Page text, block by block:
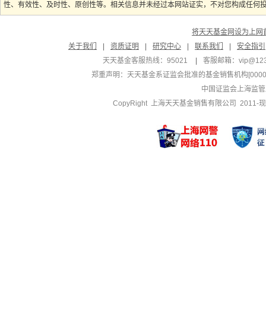
性、有效性、及时性、原创性等。相关信息并未经过本网站证实，不对您构成任
将天天基金网设为上网
关于我们
资质证明 研究中心 联系我们
安全指引
天天基金客服热线：95021
客服邮箱：
郑重声明： 天天基金系证监会批准的基金销售机构
中国证监会上海监
CopyRight 上海天天基金销售有限公司 2011-